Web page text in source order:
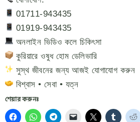
01711-943435
01919-943435
অনলাইন ভিডিও কলে চিকিৎসা
কুরিয়ারে ওষুধ হোম ডেলিভারি
সুস্থ জীবনের জন্য আজই যোগাযোগ করুন
বিশ্বাস • সেবা • যত্ন
শেয়ার করুনঃ